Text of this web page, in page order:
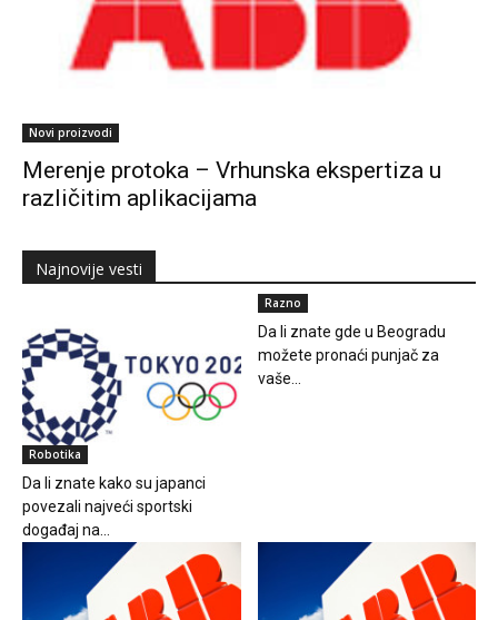
Novi proizvodi
Merenje protoka – Vrhunska ekspertiza u
različitim aplikacijama
Najnovije vesti
Robotika
Da li znate kako su japanci
povezali najveći sportski
događaj na...
Razno
Da li znate gde u Beogradu
možete pronaći punjač za
vaše...